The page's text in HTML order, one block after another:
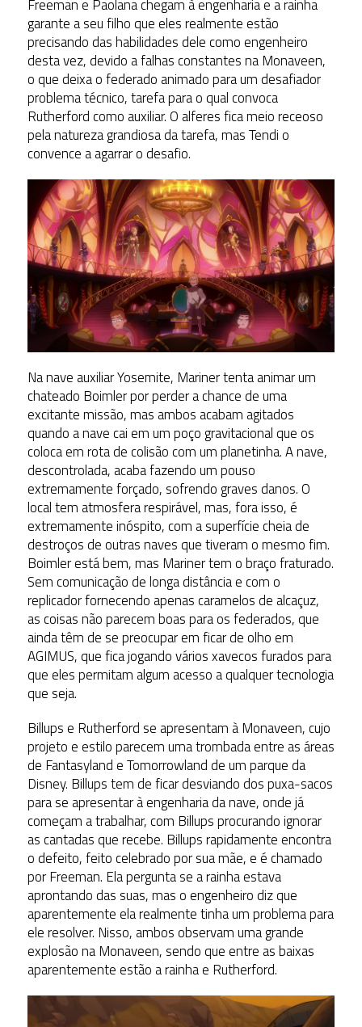
Freeman e Paolana chegam à engenharia e a rainha
garante a seu filho que eles realmente estão
precisando das habilidades dele como engenheiro
desta vez, devido a falhas constantes na Monaveen,
o que deixa o federado animado para um desafiador
problema técnico, tarefa para o qual convoca
Rutherford como auxiliar. O alferes fica meio receoso
pela natureza grandiosa da tarefa, mas Tendi o
convence a agarrar o desafio.
Na nave auxiliar Yosemite, Mariner tenta animar um
chateado Boimler por perder a chance de uma
excitante missão, mas ambos acabam agitados
quando a nave cai em um poço gravitacional que os
coloca em rota de colisão com um planetinha. A nave,
descontrolada, acaba fazendo um pouso
extremamente forçado, sofrendo graves danos. O
local tem atmosfera respirável, mas, fora isso, é
extremamente inóspito, com a superfície cheia de
destroços de outras naves que tiveram o mesmo fim.
Boimler está bem, mas Mariner tem o braço fraturado.
Sem comunicação de longa distância e com o
replicador fornecendo apenas caramelos de alcaçuz,
as coisas não parecem boas para os federados, que
ainda têm de se preocupar em ficar de olho em
AGIMUS, que fica jogando vários xavecos furados para
que eles permitam algum acesso a qualquer tecnologia
que seja.
Billups e Rutherford se apresentam à Monaveen, cujo
projeto e estilo parecem uma trombada entre as áreas
de Fantasyland e Tomorrowland de um parque da
Disney. Billups tem de ficar desviando dos puxa-sacos
para se apresentar à engenharia da nave, onde já
começam a trabalhar, com Billups procurando ignorar
as cantadas que recebe. Billups rapidamente encontra
o defeito, feito celebrado por sua mãe, e é chamado
por Freeman. Ela pergunta se a rainha estava
aprontando das suas, mas o engenheiro diz que
aparentemente ela realmente tinha um problema para
ele resolver. Nisso, ambos observam uma grande
explosão na Monaveen, sendo que entre as baixas
aparentemente estão a rainha e Rutherford.